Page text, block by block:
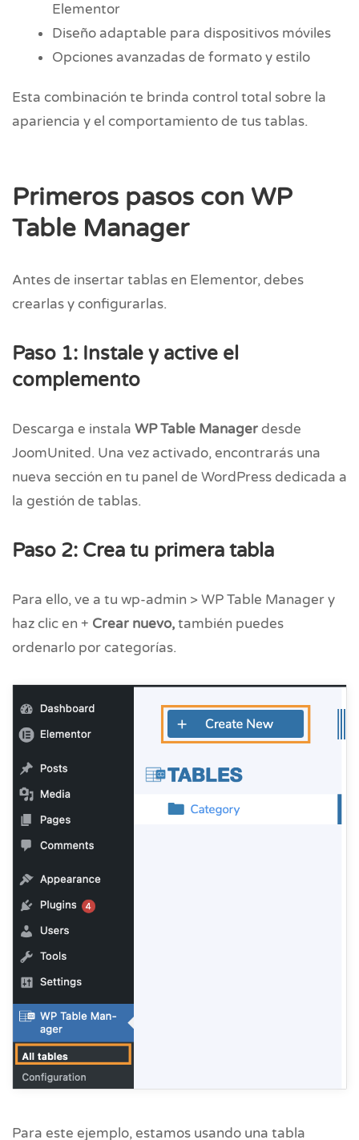
Elementor
Diseño adaptable para dispositivos móviles
Opciones avanzadas de formato y estilo
Esta combinación te brinda control total sobre la
apariencia y el comportamiento de tus tablas.
Primeros pasos con WP
Table Manager
Antes de insertar tablas en Elementor, debes
crearlas y configurarlas.
Paso 1: Instale y active el
complemento
Descarga e instala WP Table Managerdesde
JoomUnited. Una vez activado, encontrarás una
nueva sección en tu panel de WordPress dedicada a
la gestión de tablas.
Paso 2: Crea tu primera tabla
Para ello, ve a tu wp-admin > WP Table Manager y
haz clic en + Crear nuevo,también puedes
ordenarlo por categorías.
Para este ejemplo, estamos usando una tabla